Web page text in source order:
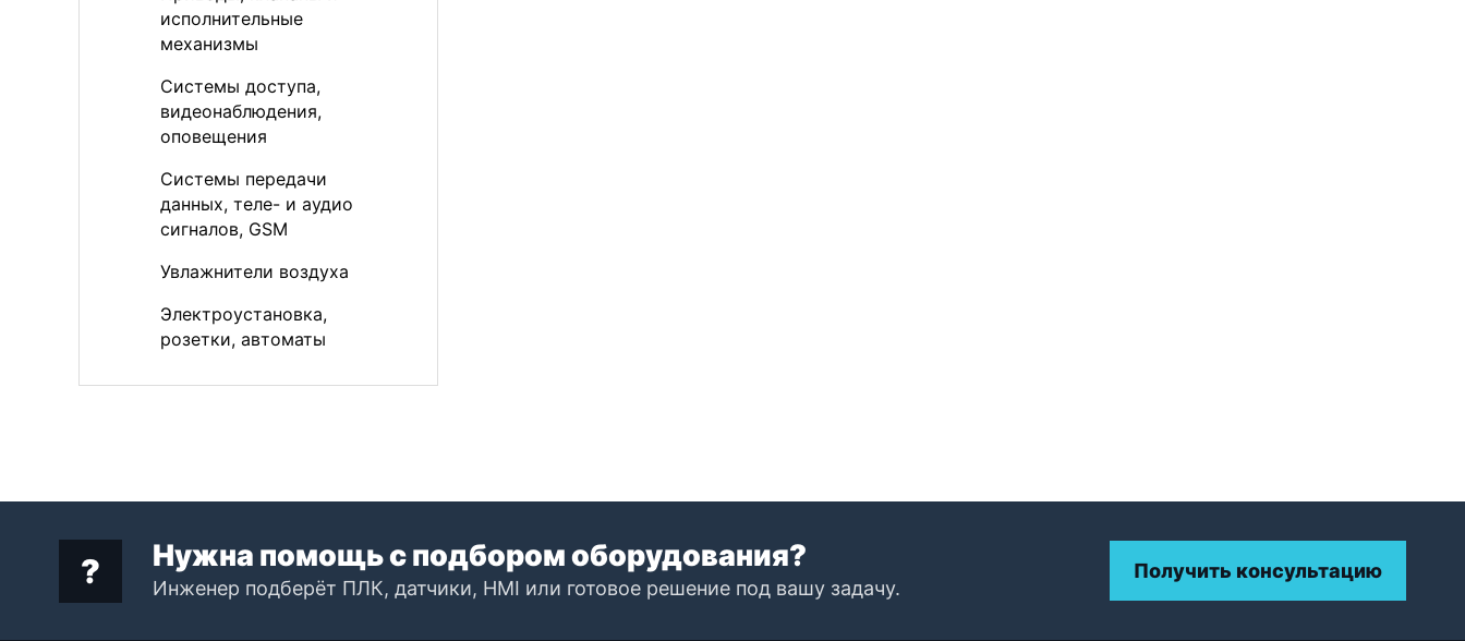
исполнительные
механизмы
Системы доступа,
видеонаблюдения,
оповещения
Системы передачи
данных, теле- и аудио
сигналов, GSM
Увлажнители воздуха
Электроустановка,
розетки, автоматы
Нужна помощь с подбором оборудования?
Инженер подберёт ПЛК, датчики, HMI или готовое решение под вашу задачу.
Получить консультацию